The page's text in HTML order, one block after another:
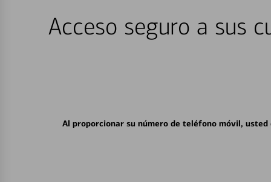
Acceso seguro a sus
Al proporcionar su número de teléfono móvil,